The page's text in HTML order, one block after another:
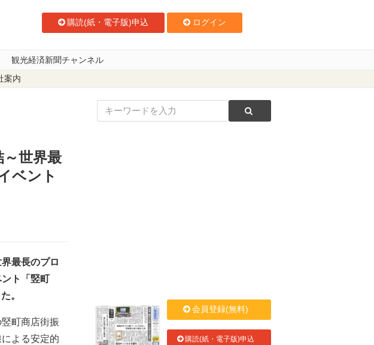
購読(紙・電子版)申込 ログイン
観光経済新聞チャンネル
案内
ションアートによる商店街活性化イベント開催へ
世界最
ベント
最長のプロ
ト「竪町
。
町商店街振
よる安定的
会員登録(無料)
購読(紙・電子版)申込